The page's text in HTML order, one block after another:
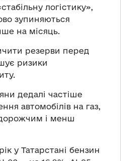
логістику»,
зупиняються
на місяць.
резерви перед
ризики
дедалі частіше
автомобілів на газ,
і менш
у Татарстані бензин